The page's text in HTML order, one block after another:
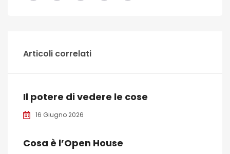
Articoli correlati
Il potere di vedere le cose
16 Giugno 2026
Cosa è l’Open House